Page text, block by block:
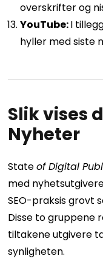
overskrifter og
YouTube:I
hyller med siste
Slik vises
Nyheter
Stateof Digital
med
SEO-praksis grovt
Disse to gruppene
tiltakene utgivere
synligheten.